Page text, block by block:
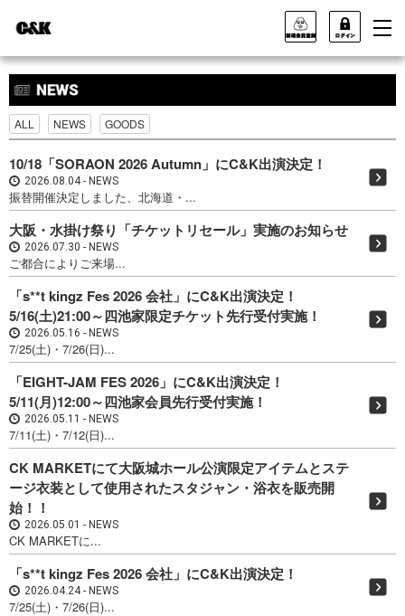
ALL NEWS GOODS
10/18「SORAON 2026 Autumn」にC&K出演決定！
2026.08.04 NEWS
振替開催決定しました、北海道・...
大阪・水掛け祭り「チケットリセール」実施のお知らせ
2026.07.30 NEWS
ご都合によりご来場...
「s**t kingz Fes 2026 会社」にC&K出演決定！
5/16(土)21:00～四池家限定チケット先行受付実施！
2026.05.16 NEWS
7/25(土)・7/26(日)...
「EIGHT-JAM FES 2026」にC&K出演決定！
5/11(月)12:00～四池家会員先行受付実施！
2026.05.11 NEWS
7/11(土)・7/12(日)...
CK MARKETにて大阪城ホール公演限定アイテムとステ
ージ衣装として使用されたスタジャン・浴衣を販売開
始！！
2026.05.01 NEWS
CK MARKETに...
「s**t kingz Fes 2026 会社」にC&K出演決定！
2026.04.24 NEWS
7/25(土)・7/26(日)...